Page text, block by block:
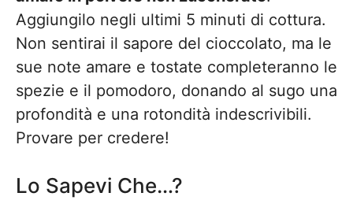
Aggiungilo negli ultimi 5 minuti di cottura.
Non sentirai il sapore del cioccolato, ma le
sue note amare e tostate completeranno le
spezie e il pomodoro, donando al sugo una
profondità e una rotondità indescrivibili.
Provare per credere!
Lo Sapevi Che…?